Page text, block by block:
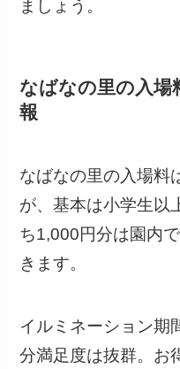
ましょう。
なばなの里の入場
報
なばなの里の入場料
が、基本は小学生以
ち1,000円分は園内
きます。
イルミネーション期
分満足度は抜群。お